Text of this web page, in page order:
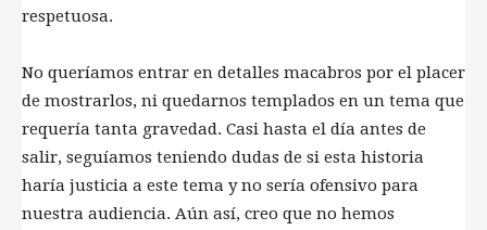
respetuosa.
No queríamos entrar en detalles macabros por el placer
de mostrarlos, ni quedarnos templados en un tema que
requería tanta gravedad. Casi hasta el día antes de
salir, seguíamos teniendo dudas de si esta historia
haría justicia a este tema y no sería ofensivo para
nuestra audiencia. Aún así, creo que no hemos